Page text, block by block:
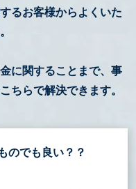
るお客様からよくいた
に関することまで、事
ちらで解決できます。
のでも良い？？